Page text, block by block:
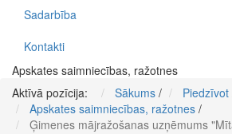
Sadarbība
Kontakti
Apskates saimniecības, ražotnes
Aktīvā pozīcija:
Sākums / Piedzīvot
Apskates saimniecības, ražotnes /
Ģimenes mājražošanas uzņēmums